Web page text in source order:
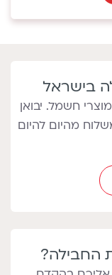
בישראל
חשמל. יבואן
מהיום להיום